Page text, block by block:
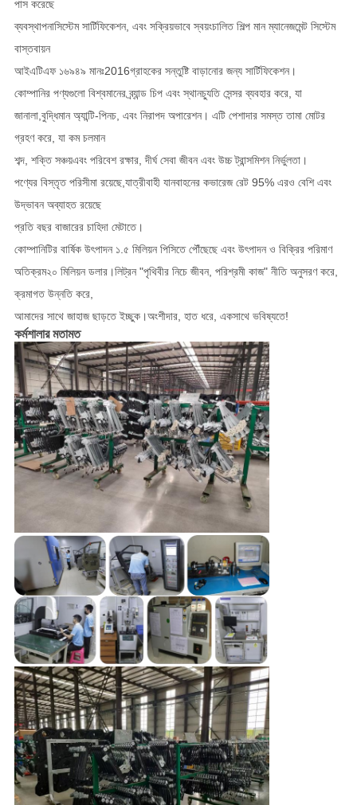
পাস করেছে
ব্যবস্থাপনাসিস্টেম সার্টিফিকেশন, এবং সক্রিয়ভাবে স্বয়ংচালিত শিল্প মান ম্যানেজমেন্ট সিস্টেম
বাস্তবায়ন
আইএটিএফ ১৬৯৪৯ মানঃ2016গ্রাহকের সন্তুষ্টি বাড়ানোর জন্য সার্টিফিকেশন।
কোম্পানির পণ্যগুলো বিশ্বমানের ব্র্যান্ড চিপ এবং স্থানচ্যুতি সেন্সর ব্যবহার করে, যা
জানালা, বুদ্ধিমান অ্যান্টি-পিনচ, এবং নিরাপদ অপারেশন। এটি পেশাদার সমস্ত তামা মোটর
গ্রহণ করে, যা কম চলমান
শব্দ, শক্তি সঞ্চয়এবং পরিবেশ রক্ষার, দীর্ঘ সেবা জীবন এবং উচ্চ ট্রান্সমিশন নির্ভুলতা।
পণ্যের বিস্তৃত পরিসীমা রয়েছে, যাত্রীবাহী যানবাহনের কভারেজ রেট 95% এরও বেশি এবং
উদ্ভাবন অব্যাহত রয়েছে
প্রতি বছর বাজারের চাহিদা মেটাতে।
কোম্পানিটির বার্ষিক উৎপাদন ১.৫ মিলিয়ন পিসিতে পৌঁছেছে এবং উৎপাদন ও বিক্রির পরিমাণ
অতিক্রম২০ মিলিয়ন ডলার।লিট্রন "পৃথিবীর নিচে জীবন, পরিশ্রমী কাজ" নীতি অনুসরণ করে,
ক্রমাগত উন্নতি করে,
আমাদের সাথে জাহাজ ছাড়তে ইচ্ছুক।অংশীদার, হাত ধরে, একসাথে ভবিষ্যতে!
কর্মশালার মতামত